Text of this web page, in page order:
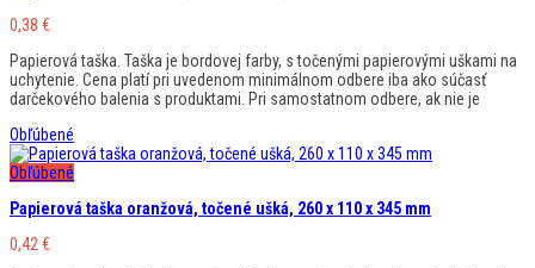
0,38 €
Papierová taška. Taška je bordovej farby, s točenými papierovými uškami na
uchytenie. Cena platí pri uvedenom minimálnom odbere iba ako súčasť
darčekového balenia s produktami. Pri samostatnom odbere, ak nie je
Obľúbené
Obľúbené
Papierová taška oranžová, točené ušká, 260 x 110 x 345 mm
0,42 €